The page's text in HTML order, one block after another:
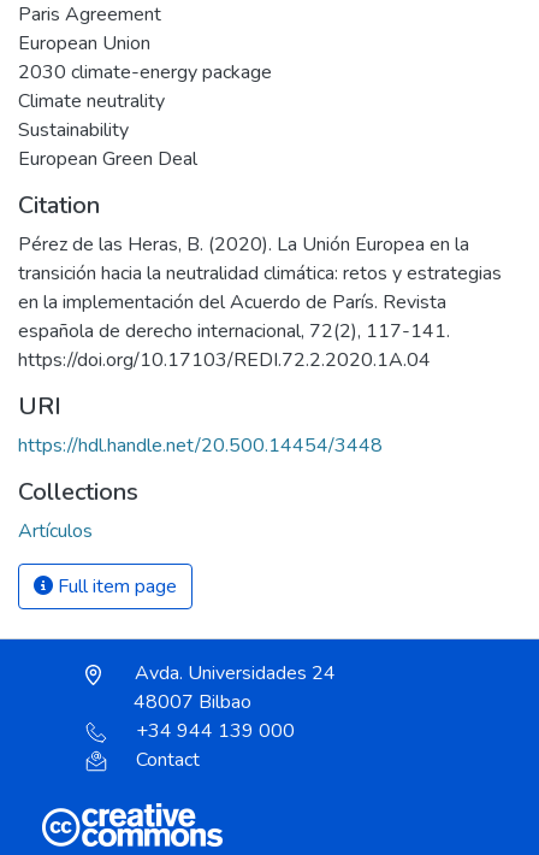
Paris Agreement
European Union
2030 climate-energy package
Climate neutrality
Sustainability
European Green Deal
Citation
Pérez de las Heras, B. (2020). La Unión Europea en la
transición hacia la neutralidad climática: retos y estrategias
en la implementación del Acuerdo de París. Revista
española de derecho internacional, 72(2), 117-141.
https://doi.org/10.17103/REDI.72.2.2020.1A.04
URI
https://hdl.handle.net/20.500.14454/3448
Collections
Artículos
Full item page
Avda. Universidades 24
48007 Bilbao
+34 944 139 000
Contact